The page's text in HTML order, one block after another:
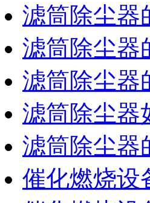
滤筒除尘器
滤筒除尘器
滤筒除尘器
滤筒除尘器
滤筒除尘器
催化燃烧设